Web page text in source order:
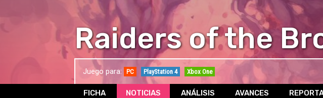
Raiders of the
Juego para: PC PlayStation 4 Xbox One
FICHA NOTICIAS ANÁLISIS AVANCES